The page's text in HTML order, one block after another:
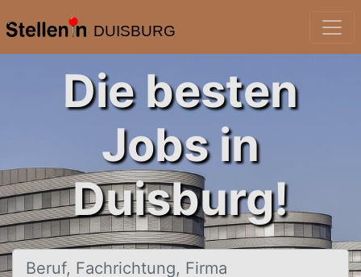
DUISBURG
Die besten
Jobs in
Duisburg!
Beruf, Fachrichtung, Firma